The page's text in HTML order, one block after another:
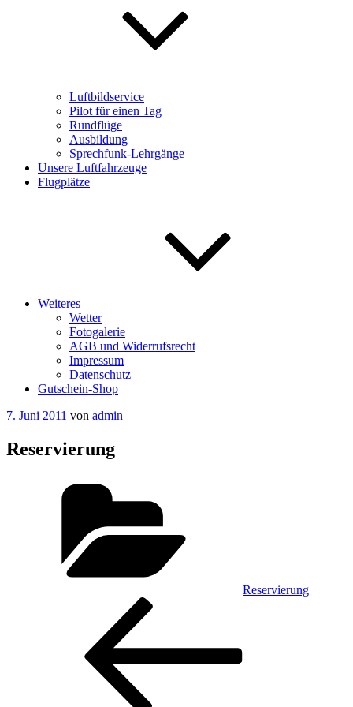
Luftbildservice
Pilot für einen Tag
Rundflüge
Ausbildung
Sprechfunk-Lehrgänge
Unsere Luftfahrzeuge
Flugplätze
Weiteres
Wetter
Fotogalerie
AGB und Widerrufsrecht
Impressum
Datenschutz
Gutschein-Shop
Veröffentlicht
7. Juni 2011 von admin
Reservierung
Reservierung
Beitragsnavigation